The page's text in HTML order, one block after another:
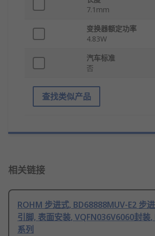
7.1mm
变换器额定功率
4.83W
汽车标准
否
查找类似产品
相关链接
ROHM 步进式, BD68888MUV-E2 步
引脚, 表面安装, VQFN036V6060封装
系列